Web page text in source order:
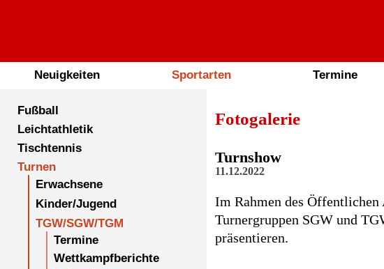
Neuigkeiten Sportarten Termine
Fotogalerie
Turnshow
11.12.2022
Im Rahmen des Öffentlichen
Turnergruppen SGW und
präsentieren.
Fußball
Leichtathletik
Tischtennis
Turnen
Erwachsene
Kinder/Jugend
TGW/SGW/TGM
Termine
Wettkampfberichte